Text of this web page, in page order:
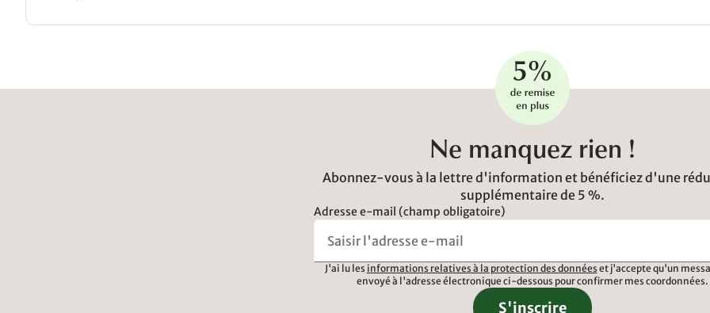
Ne manquez rien !
Abonnez-vous à la lettre d'information et bénéficiez d'une
supplémentaire de 5 %.
Adresse e-mail (champ obligatoire)
J'ai lu les informations relatives à la protection des données et j'accepte qu'un
envoyé à l'adresse électronique ci-dessous pour confirmer mes coordonnées.
S'inscrire